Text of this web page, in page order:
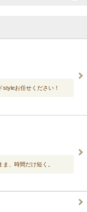
お任せください！
、時間だけ短く。